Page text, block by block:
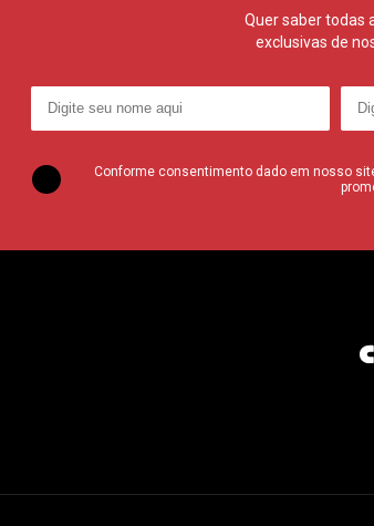
Quer saber todas
exclusivas de
Conforme consentimento dado em nosso